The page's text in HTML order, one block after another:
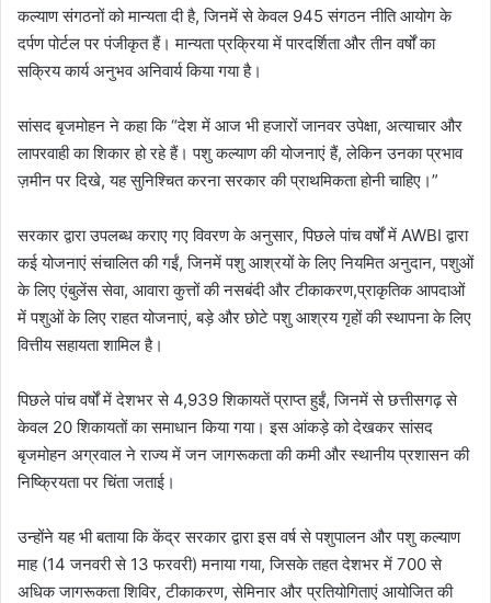
कल्याण संगठनों को मान्यता दी है, जिनमें से केवल 945 संगठन नीति आयोग के
दर्पण पोर्टल पर पंजीकृत हैं। मान्यता प्रक्रिया में पारदर्शिता और तीन वर्षों का
सक्रिय कार्य अनुभव अनिवार्य किया गया है।
सांसद बृजमोहन ने कहा कि “देश में आज भी हजारों जानवर उपेक्षा, अत्याचार और
लापरवाही का शिकार हो रहे हैं। पशु कल्याण की योजनाएं हैं, लेकिन उनका प्रभाव
ज़मीन पर दिखे, यह सुनिश्चित करना सरकार की प्राथमिकता होनी चाहिए।”
सरकार द्वारा उपलब्ध कराए गए विवरण के अनुसार, पिछले पांच वर्षों में AWBI द्वारा
कई योजनाएं संचालित की गईं, जिनमें पशु आश्रयों के लिए नियमित अनुदान, पशुओं
के लिए एंबुलेंस सेवा, आवारा कुत्तों की नसबंदी और टीकाकरण,प्राकृतिक आपदाओं
में पशुओं के लिए राहत योजनाएं, बड़े और छोटे पशु आश्रय गृहों की स्थापना के लिए
वित्तीय सहायता शामिल है।
पिछले पांच वर्षों में देशभर से 4,939 शिकायतें प्राप्त हुईं, जिनमें से छत्तीसगढ़ से
केवल 20 शिकायतों का समाधान किया गया। इस आंकड़े को देखकर सांसद
बृजमोहन अग्रवाल ने राज्य में जन जागरूकता की कमी और स्थानीय प्रशासन की
निष्क्रियता पर चिंता जताई।
उन्होंने यह भी बताया कि केंद्र सरकार द्वारा इस वर्ष से पशुपालन और पशु कल्याण
माह (14 जनवरी से 13 फरवरी) मनाया गया, जिसके तहत देशभर में 700 से
अधिक जागरूकता शिविर, टीकाकरण, सेमिनार और प्रतियोगिताएं आयोजित की